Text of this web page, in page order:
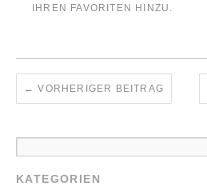
IHREN FAVORITEN HINZU.
← VORHERIGER BEITRAG
KATEGORIEN